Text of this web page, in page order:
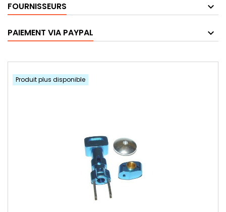
FOURNISSEURS
PAIEMENT VIA PAYPAL
Produit plus disponible